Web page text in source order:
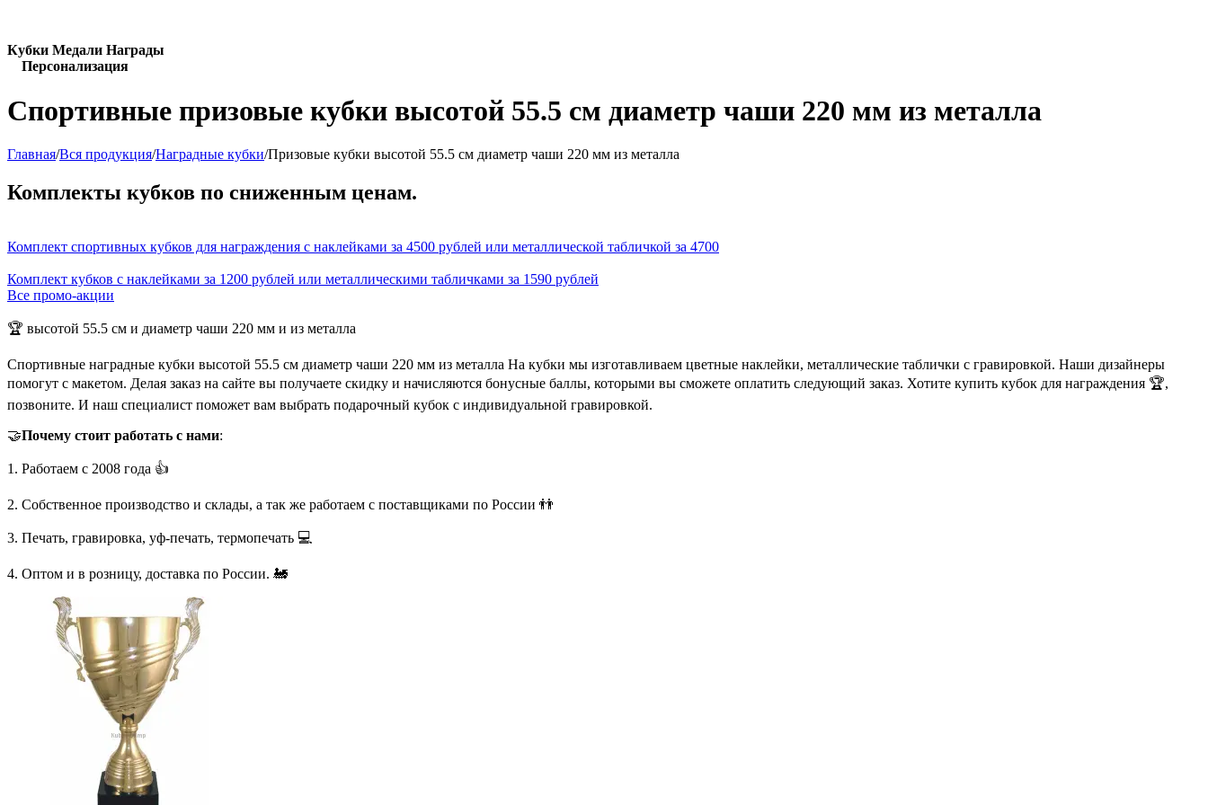
Кубки Медали Награды
Персонализация
Спортивные призовые кубки высотой 55.5 см диаметр чаши 220 мм из металла
Главная/Вся продукция/Наградные кубки/Призовые кубки высотой 55.5 см диаметр чаши 220 мм из металла
Комплекты кубков по сниженным ценам.
Комплект спортивных кубков для награждения с наклейками за 4500 рублей или металлической табличкой за 4700
Комплект кубков с наклейками за 1200 рублей или металлическими табличками за 1590 рублей
Все промо-акции
🏆 высотой 55.5 см и диаметр чаши 220 мм и из металла
Спортивные наградные кубки высотой 55.5 см диаметр чаши 220 мм из металла На кубки мы изготавливаем цветные наклейки, металлические таблички с гравировкой. Наши дизайнеры
помогут с макетом. Делая заказ на сайте вы получаете скидку и начисляются бонусные баллы, которыми вы сможете оплатить следующий заказ. Хотите купить кубок для награждения 🏆,
позвоните. И наш специалист поможет вам выбрать подарочный кубок с индивидуальной гравировкой.
🤝Почему стоит работать с нами:
1. Работаем с 2008 года 👍
2. Собственное производство и склады, а так же работаем с поставщиками по России 👬
3. Печать, гравировка, уф-печать, термопечать 💻
4. Оптом и в розницу, доставка по России. 🚂